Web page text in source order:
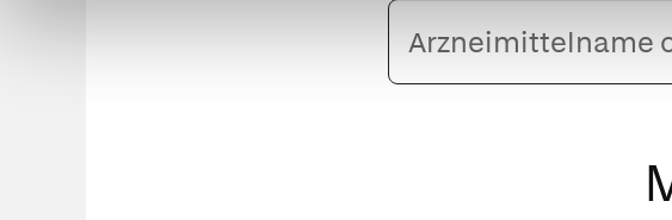
Arzneimittelname
oder
PZN